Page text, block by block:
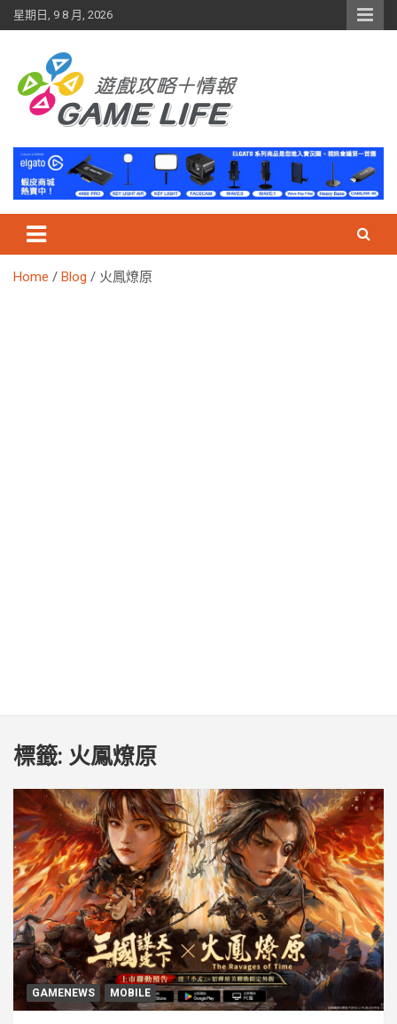
Skip
to
星期日, 9 8 月, 2026
Home Blog 火鳳燎原
標籤: 火鳳燎原
GAMENEWS MOBILE